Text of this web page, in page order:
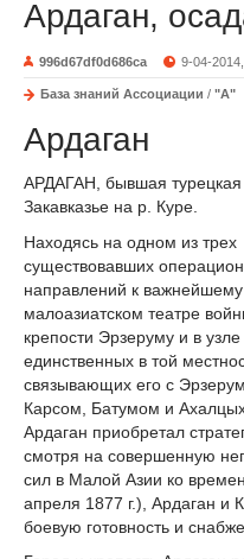
Ардаган,
996d67df0d686ca 9-04-
База знаний Ассоциации / "А"
Ардаган
АРДАГАН, бывшая турецкая
Закавказье на р. Куре.
Находясь на одном из трех
существовавших
направлений к
малоазиатском театре
крепости Эрзеруму и в узле
единственных в той
связывающих его с
Карсом, Батумом и
Ардаган приобретал
смотря на совершенную
сил в Малой Азии ко
апреля 1877 г.), Ардаган и
боевую готовность и